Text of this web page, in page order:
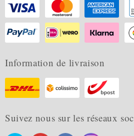
Information de livraison
Suivez nous sur les réseaux